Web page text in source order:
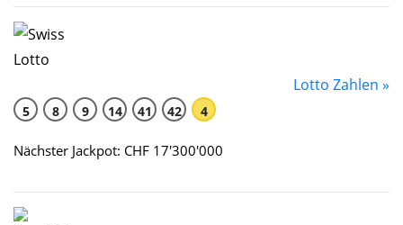
Lotto Zahlen »
5 8 9 14 41 42 4
Nächster Jackpot: CHF 17'300'000